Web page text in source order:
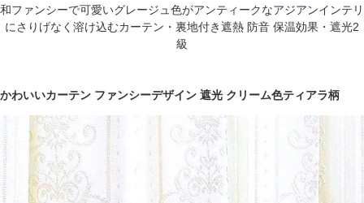
和ファンシーで可愛いグレージュ色がアンティークなアジアンインテリ
にさりげなく溶け込むカーテン・裏地付き遮熱 防音 保温効果・遮光2
級
かわいいカーテン ファンシーデザイン 遮光 クリーム色ティアラ柄